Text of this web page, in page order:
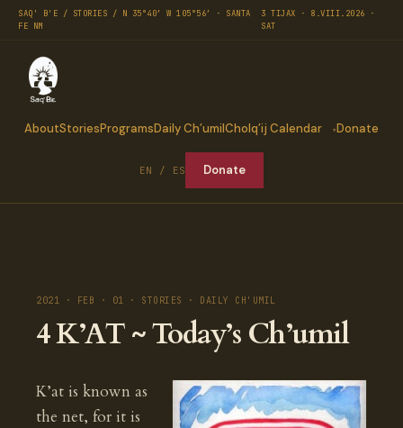
SAQ' B'E / STORIES / N 35°40′ W 105°56′ · SANTA
FE NM
3 TIJAX · 8.VIII.2026 ·
SAT
AboutStoriesProgramsDaily Ch’umilCholq’ij Calendar Donate
EN / ES Donate
2021 · FEB · 01 · STORIES · DAILY CH'UMIL
4 K’AT ~ Today’s Ch’umil
K’at is known as
the net, for it is